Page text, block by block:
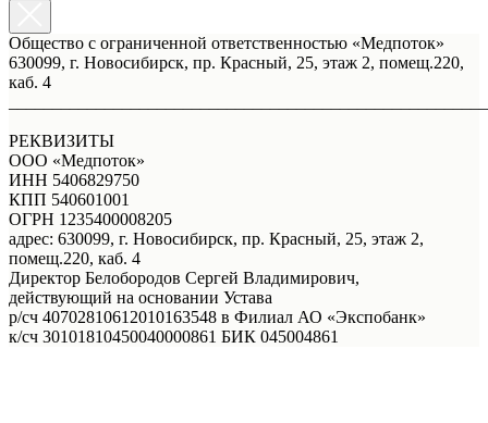
Общество с ограниченной ответственностью «Медпоток»
630099, г. Новосибирск, пр. Красный, 25, этаж 2, помещ.220,
каб. 4
РЕКВИЗИТЫ
ООО «Медпоток»
ИНН 5406829750
КПП 540601001
ОГРН 1235400008205
адрес: 630099, г. Новосибирск, пр. Красный, 25, этаж 2,
помещ.220, каб. 4
Директор Белобородов Сергей Владимирович,
действующий на основании Устава
р/сч 40702810612010163548 в Филиал АО «Экспобанк»
к/сч 30101810450040000861 БИК 045004861